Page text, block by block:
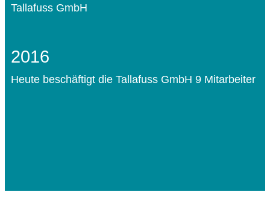
Tallafuss GmbH
2016
Heute beschäftigt die Tallafuss GmbH 9 Mitarbeiter